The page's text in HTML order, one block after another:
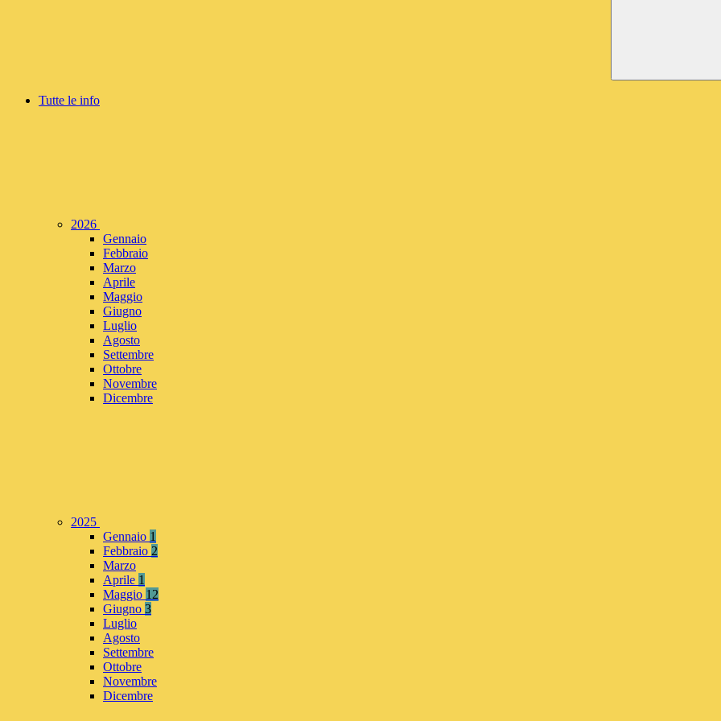
Tutte le info
2026
Gennaio
Febbraio
Marzo
Aprile
Maggio
Giugno
Luglio
Agosto
Settembre
Ottobre
Novembre
Dicembre
2025
Gennaio 1
Febbraio 2
Marzo
Aprile 1
Maggio 12
Giugno 3
Luglio
Agosto
Settembre
Ottobre
Novembre
Dicembre